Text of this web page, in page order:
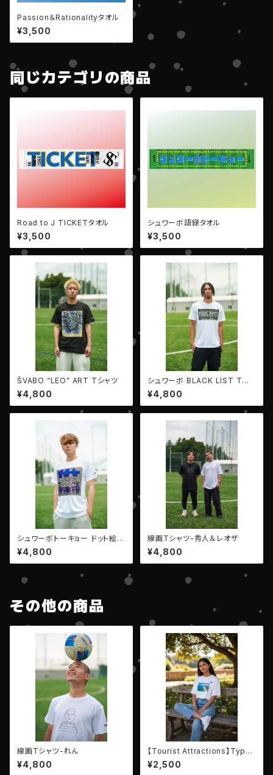
Passion＆Rationalityタオル
¥3,500
同じカテゴリの商品
Road to J TICKETタオル
¥3,500
シュワーボ語録タオル
¥3,500
ŠVABO “LEO” ART Tシャツ
¥4,800
シュワーボ BLACK LIST Tシャ
ツ
¥4,800
シュワーボトーキョー ドット絵T
シャツ
¥4,800
線画Tシャツ-秀人＆レオザ
¥4,800
その他の商品
線画Tシャツ-れん
¥4,800
【Tourist Attractions】Type
Kujukuri
¥2,500